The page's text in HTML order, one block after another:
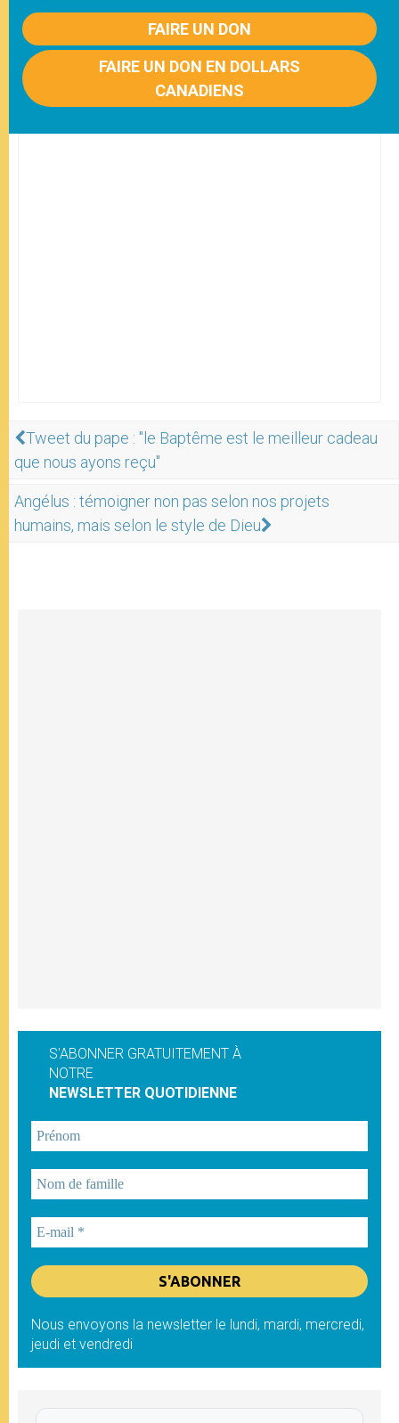
FAIRE UN DON
FAIRE UN DON EN DOLLARS
CANADIENS
Tweet du pape : "le Baptême est le meilleur cadeau
que nous ayons reçu"
Angélus : témoigner non pas selon nos projets
humains, mais selon le style de Dieu
S'ABONNER GRATUITEMENT À
NOTRE
NEWSLETTER QUOTIDIENNE
Nous envoyons la newsletter le lundi, mardi, mercredi,
jeudi et vendredi